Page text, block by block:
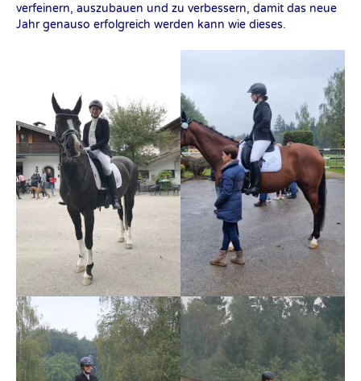
verfeinern, auszubauen und zu verbessern, damit das neue
Jahr genauso erfolgreich werden kann wie dieses.